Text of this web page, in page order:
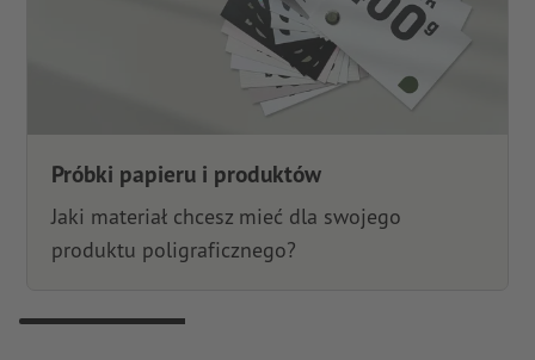
Próbki papieru i produktów
Jaki materiał chcesz mieć dla swojego
produktu poligraficznego?